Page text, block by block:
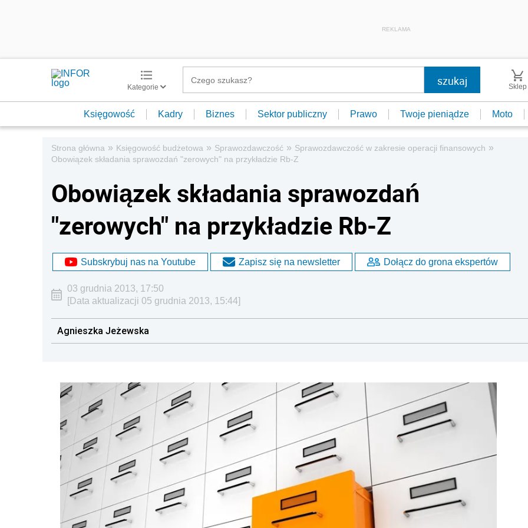
REKLAMA
Kategorie Sklep
Księgowość Kadry Biznes Sektor publiczny Prawo Twoje pieniądze Moto
Strona główna » Księgowość budżetowa » Sprawozdawczość » Sprawozdawczość w zakresie operacji finansowych »
Obowiązek składania sprawozdań "zerowych" na przykładzie Rb-Z
Obowiązek składania sprawozdań
"zerowych" na przykładzie Rb-Z
Subskrybuj nas na Youtube Zapisz się na newsletter Dołącz do grona ekspertów
03 grudnia 2013, 17:50
[Data aktualizacji 05 grudnia 2013, 15:44]
Agnieszka Jeżewska